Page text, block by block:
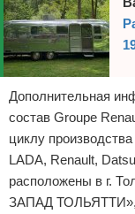
Дополнительная
состав Groupe
циклу
LADA, Renault,
расположены в г.
ЗАПАД ТОЛЬЯТТИ»,